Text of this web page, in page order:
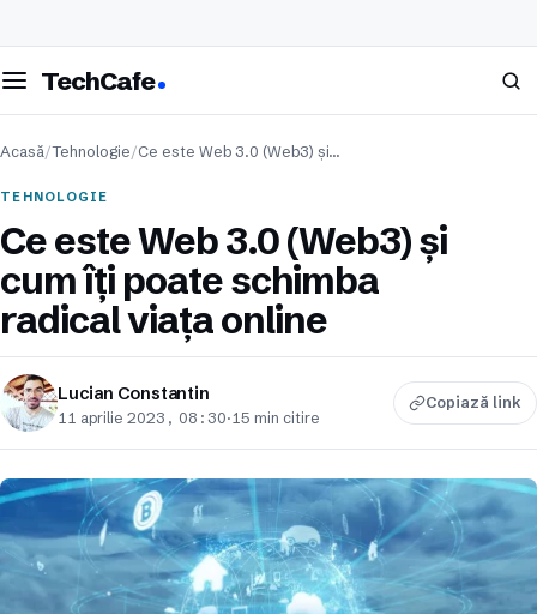
meniul
TechCafe Caută
Acasă/Tehnologie/Ce este Web 3.0 (Web3) și…
TEHNOLOGIE
Ce este Web 3.0 (Web3) și
cum îți poate schimba
radical viața online
Lucian Constantin
11 aprilie 2023, 08:30·15 min citire
Copiază link